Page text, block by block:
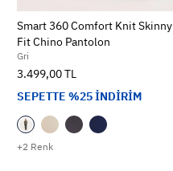
+2 Renk
Smart 360 Comfort Knit Skinny
Fit Chino Pantolon
Gri
3.499,00 TL
SEPETTE %25 İNDİRİM